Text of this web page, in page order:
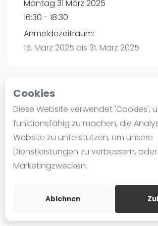
Cookies
Diese Website verwendet 'Cookies',
funktionsfähig zu machen, die
Website zu unterstützen, um unsere
Dienstleistungen zu verbessern,
Marketingzwecken.
Ablehnen
Ranking
Männer
Frauen
Blog
Die Geschichte von Padel
Regeln und Punktzählung
Padel Schläge
Video
Montag 31 März 2025
16:30 - 18:30
Anmeldezeitraum:
15. März 2025 bis 31. März 2025
Playtomic
Padel amigos Hamburg-
Halstenbek
Am Bahndamm 88
25469Halstenbek
playtomic.io